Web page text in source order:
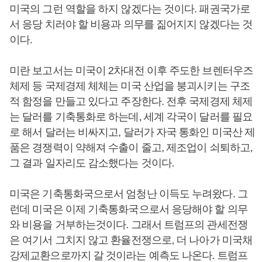
미국의 그런 역할을 하지 않겠다는 것이다. 패권국가로
서 응당 치러야 할 비용과 의무를 짊어지지 않겠다는 것
이다.
미란 보고서는 미국이 2차대전 이후 주도한 브렌터우즈
체제 등 국제경제 체체는 미국 산업을 붕괴시키는 구조
적 함정을 만들고 있다고 주장한다. 전후 국제경제 체제
는 달러를 기축통화로 하는데, 세계 각국이 달러를 필요
로 해서 달러는 비싸지고, 달러가 자국 통화인 미국산 제
품은 경쟁력이 약해져 수출이 줄고, 제조업이 쇠퇴하고,
그 결과 일자리도 감소했다는 것이다.
미국은 기축통화국으로서 엄청난 이득도 누려왔다. 그
런데 미국은 이제 기축통화국으로서 응당해야 할 의무
와 비용을 거부하는것이다. 그래서 트럼프의 관세전쟁
은 여기서 그치지 않고 환율전쟁으로, 더 나아가 미국채
강제교환으로까지 갈 것이라는 예측도 나온다. 트럼프